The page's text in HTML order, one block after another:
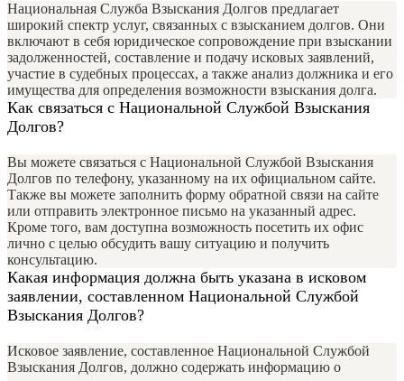
Национальная Служба Взыскания Долгов предлагает
широкий спектр услуг, связанных с взысканием долгов. Они
включают в себя юридическое сопровождение при взыскании
задолженностей, составление и подачу исковых заявлений,
участие в судебных процессах, а также анализ должника и его
имущества для определения возможности взыскания долга.
Как связаться с Национальной Службой Взыскания
Долгов?
Вы можете связаться с Национальной Службой Взыскания
Долгов по телефону, указанному на их официальном сайте.
Также вы можете заполнить форму обратной связи на сайте
или отправить электронное письмо на указанный адрес.
Кроме того, вам доступна возможность посетить их офис
лично с целью обсудить вашу ситуацию и получить
консультацию.
Какая информация должна быть указана в исковом
заявлении, составленном Национальной Службой
Взыскания Долгов?
Исковое заявление, составленное Национальной Службой
Взыскания Долгов, должно содержать информацию о